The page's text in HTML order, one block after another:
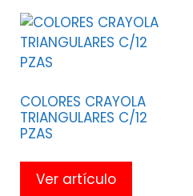
COLORES CRAYOLA
TRIANGULARES C/12
PZAS
Ver artículo